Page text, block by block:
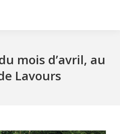
mois d’avril, au
Lavours